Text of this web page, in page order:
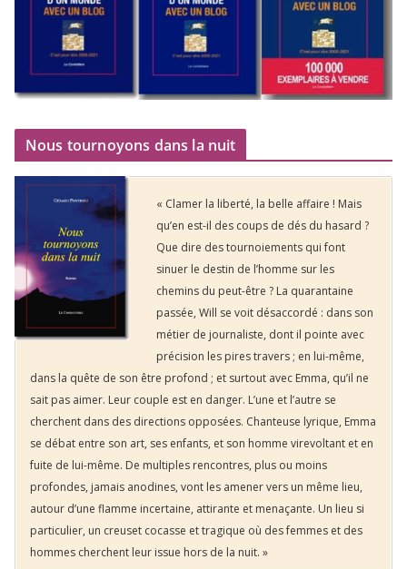
Nous tournoyons dans la nuit
« Clamer la liberté, la belle affaire ! Mais
qu’en est-il des coups de dés du hasard ?
Que dire des tournoiements qui font
sinuer le destin de l’homme sur les
chemins du peut-être ? La quarantaine
passée, Will se voit désaccordé : dans son
métier de journaliste, dont il pointe avec
précision les pires travers ; en lui-même,
dans la quête de son être profond ; et surtout avec Emma, qu’il ne
sait pas aimer. Leur couple est en danger. L’une et l’autre se
cherchent dans des directions opposées. Chanteuse lyrique, Emma
se débat entre son art, ses enfants, et son homme virevoltant et en
fuite de lui-même. De multiples rencontres, plus ou moins
profondes, jamais anodines, vont les amener vers un même lieu,
autour d’une flamme incertaine, attirante et menaçante. Un lieu si
particulier, un creuset cocasse et tragique où des femmes et des
hommes cherchent leur issue hors de la nuit. »